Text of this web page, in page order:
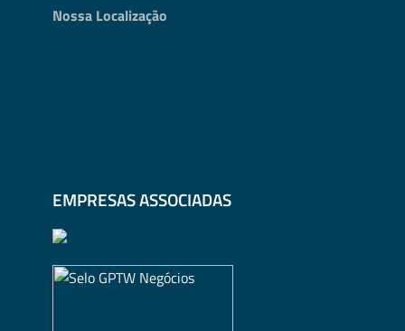
Nossa Localização
EMPRESAS ASSOCIADAS